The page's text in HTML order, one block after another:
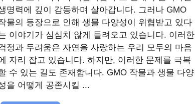
명력에 깊이 감동하며 살아갑니다. 그러나 GMO
물의 등장으로 인해 생물 다양성이 위협받고 있다
이야기가 심심치 않게 들려오고 있습니다. 이러한
정과 두려움은 자연을 사랑하는 우리 모두의 마음
자리 잡고 있습니다. 하지만, 이러한 문제를 극복
수 있는 길도 존재합니다. GMO 작물과 생물 다양
을 어떻게 공존시킬 ...